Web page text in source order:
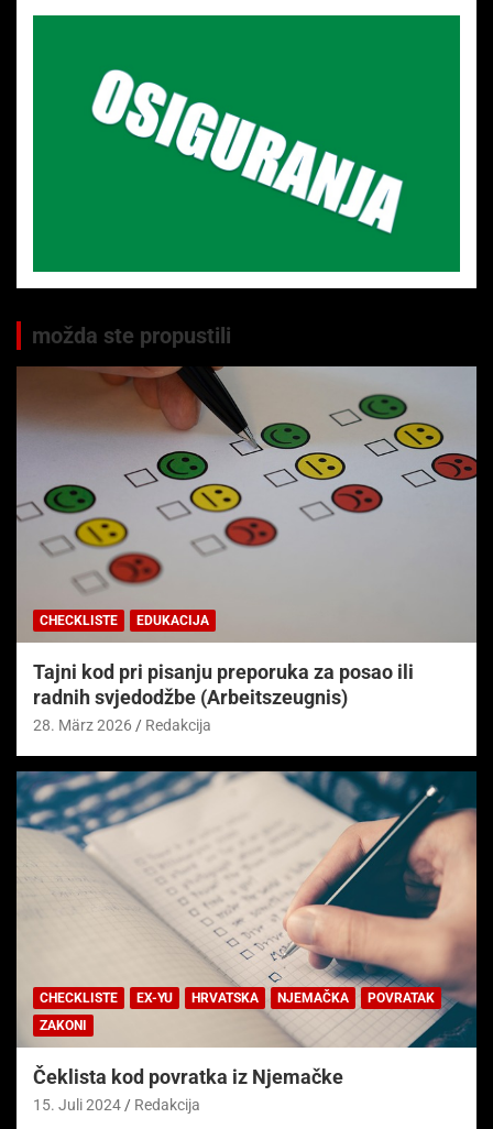
možda ste propustili
CHECKLISTE EDUKACIJA
Tajni kod pri pisanju preporuka za posao ili
radnih svjedodžbe (Arbeitszeugnis)
28. März 2026 Redakcija
CHECKLISTE EX-YU HRVATSKA NJEMAČKA
POVRATAK
ZAKONI
Čeklista kod povratka iz Njemačke
15. Juli 2024 Redakcija